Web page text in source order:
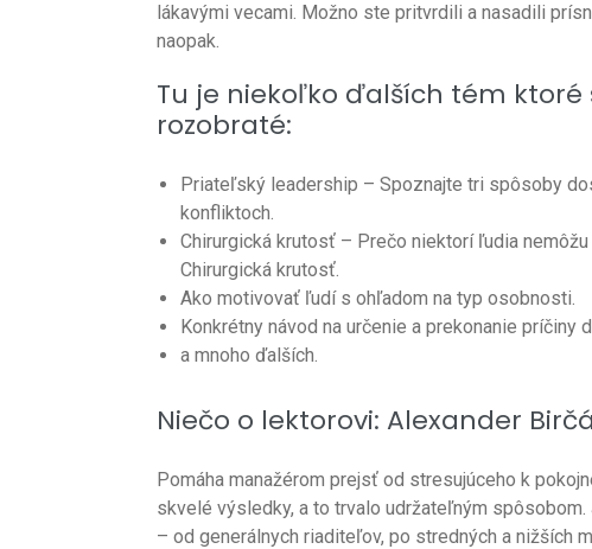
lákavými vecami. Možno ste pritvrdili a nasadili
naopak.
Tu je niekoľko ďalších tém ktoré
rozobraté:
Priateľský leadership – Spoznajte tri spôsoby
konfliktoch.
Chirurgická krutosť – Prečo niektorí ľudia
Chirurgická krutosť.
Ako motivovať ľudí s ohľadom na typ osobnosti.
Konkrétny návod na určenie a prekonanie príčiny
a mnoho ďalších.
Niečo o lektorovi: Alexander
Pomáha manažérom prejsť od stresujúceho k
skvelé výsledky, a to trvalo udržateľným
– od generálnych riaditeľov, po stredných a nižších